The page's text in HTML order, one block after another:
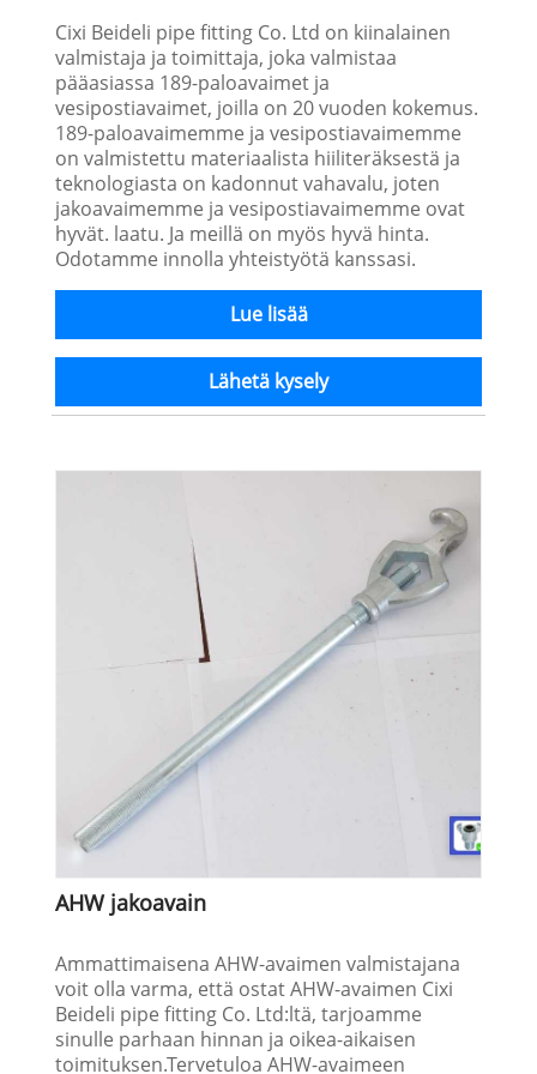
Cixi Beideli pipe fitting Co. Ltd on kiinalainen
valmistaja ja toimittaja, joka valmistaa
pääasiassa 189-paloavaimet ja
vesipostiavaimet, joilla on 20 vuoden kokemus.
189-paloavaimemme ja vesipostiavaimemme
on valmistettu materiaalista hiiliteräksestä ja
teknologiasta on kadonnut vahavalu, joten
jakoavaimemme ja vesipostiavaimemme ovat
hyvät. laatu. Ja meillä on myös hyvä hinta.
Odotamme innolla yhteistyötä kanssasi.
Lue lisää
Lähetä kysely
AHW jakoavain
Ammattimaisena AHW-avaimen valmistajana
voit olla varma, että ostat AHW-avaimen Cixi
Beideli pipe fitting Co. Ltd:ltä, tarjoamme
sinulle parhaan hinnan ja oikea-aikaisen
toimituksen.Tervetuloa AHW-avaimeen